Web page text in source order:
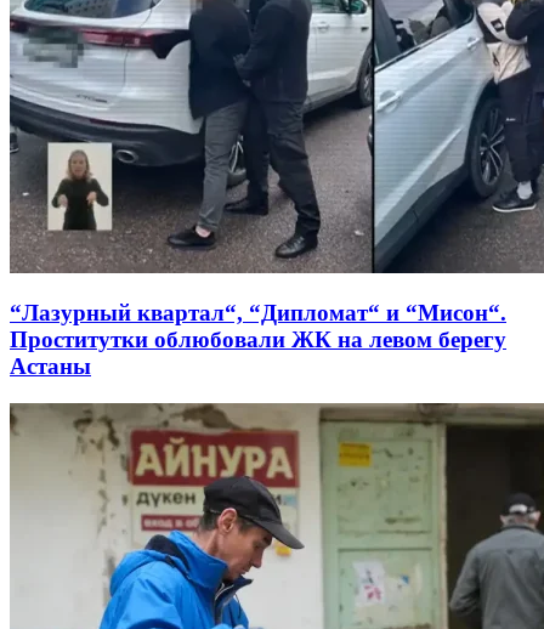
“Лазурный квартал“, “Дипломат“ и “Мисон“.
Проститутки облюбовали ЖК на левом берегу
Астаны